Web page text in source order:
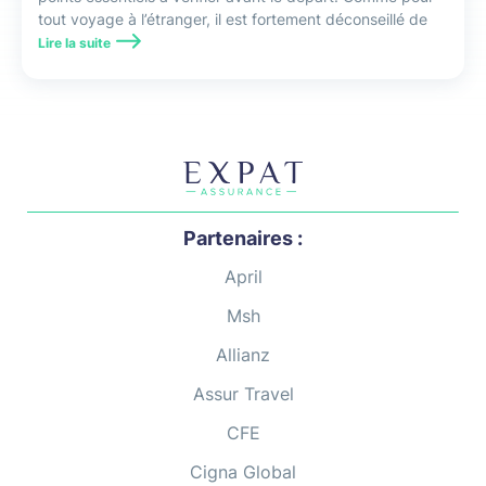
tout voyage à l’étranger, il est fortement déconseillé de
partir sans avoir la certitude d’être bien couvert.
Lire la suite
Partenaires :
April
Msh
Allianz
Assur Travel
CFE
Cigna Global